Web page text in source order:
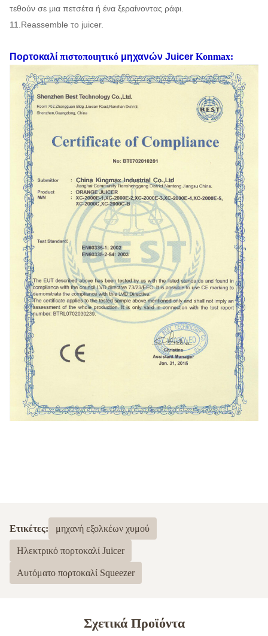
τεθούν σε μια πετσέτα ή ένα ξεραίνοντας ράφι.
11.Reassemble το juicer.
Πορτοκαλί πιστοποιητικό μηχανών Juicer Konmax:
Ετικέτες: μηχανή εξολκέων χυμού
Ηλεκτρικό πορτοκαλί Juicer
Αυτόματο πορτοκαλί Squeezer
Σχετικά Προϊόντα